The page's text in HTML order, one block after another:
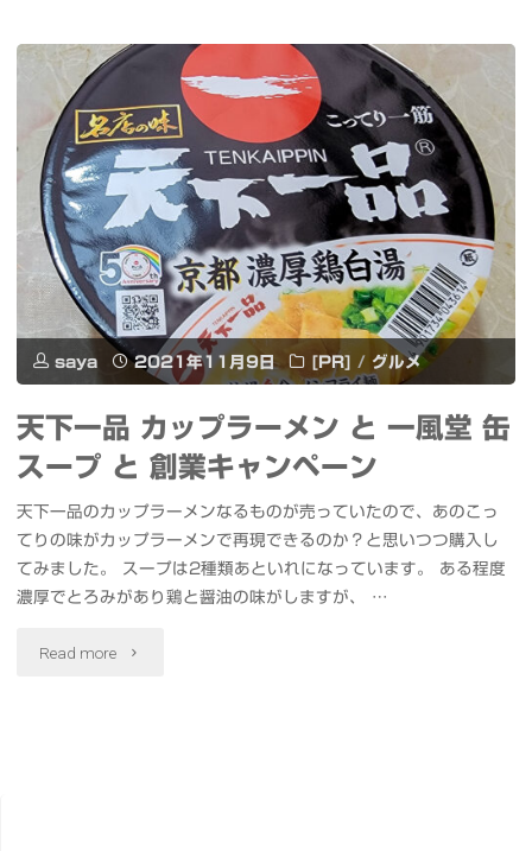
saya 2021年11月9日 [PR] / グルメ
天下一品 カップラーメン と 一風堂 缶
スープ と 創業キャンペーン
天下一品のカップラーメンなるものが売っていたので、あのこっ
てりの味がカップラーメンで再現できるのか？と思いつつ購入し
てみました。 スープは2種類あといれになっています。 ある程度
濃厚でとろみがあり鶏と醤油の味がしますが、 …
Read more "天